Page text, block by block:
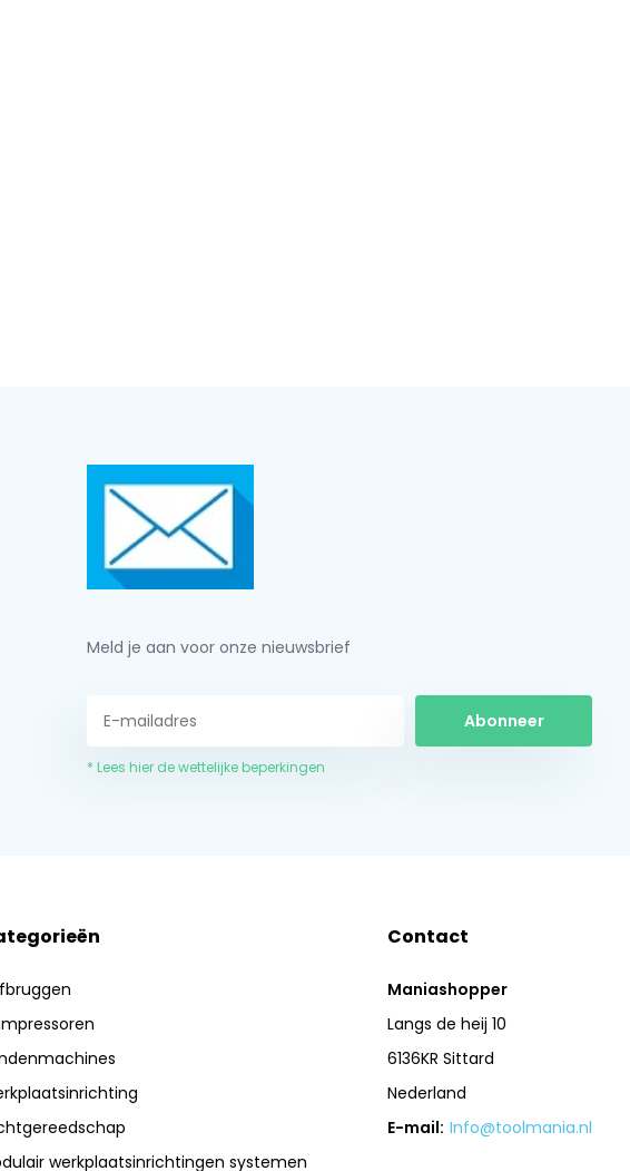
Meld je aan voor onze nieuwsbrief
Abonneer
* Lees hier de wettelijke beperkingen
werkplaatsinrichtingen systemen
Contact
Maniashopper
Langs de heij 10
6136KR Sittard
Nederland
E-mail: Info@toolmania.nl